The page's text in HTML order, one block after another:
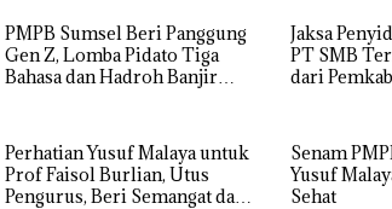
PMPB Sumsel Beri Panggung
Gen Z, Lomba Pidato Tiga
Bahasa dan Hadroh Banjir
Jaksa
PT SMB
dari
Perhatian Yusuf Malaya untuk
Prof Faisol Burlian, Utus
Pengurus, Beri Semangat dan
Senam
Yusuf
Sehat